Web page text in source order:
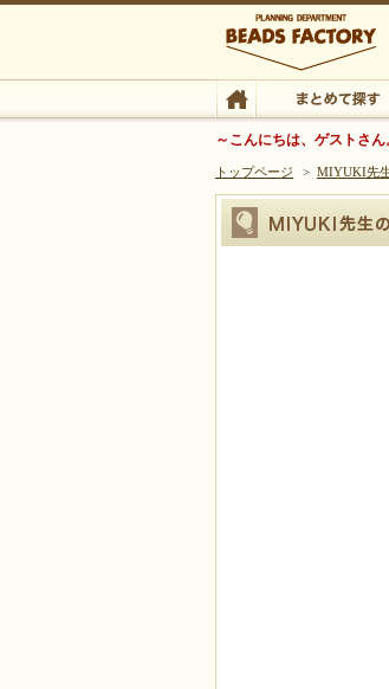
ビーズファクトリー ビー
～こんにちは、ゲストさん
トップページ > MIYUKI先
『シート止め金具